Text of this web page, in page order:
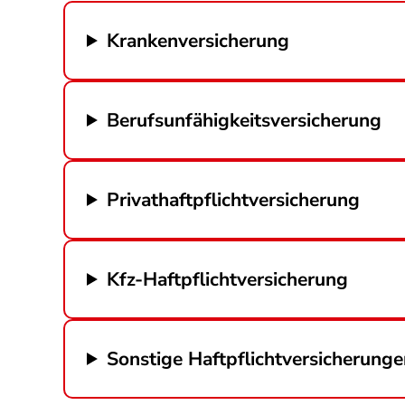
Krankenversicherung
Berufsunfähigkeitsversicherung
Privathaftpflichtversicherung
Kfz-Haftpflichtversicherung
Sonstige